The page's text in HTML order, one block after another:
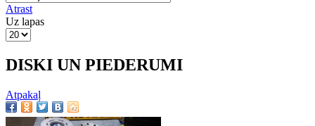
Atrast
Uz lapas
DISKI UN PIEDERUMI
Atpakaļ